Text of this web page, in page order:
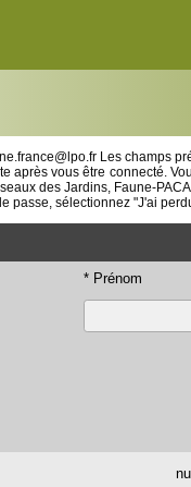
Les champs
vous être connecté.
des Jardins, Faune-
passe, sélectionnez "J'ai
* Prénom